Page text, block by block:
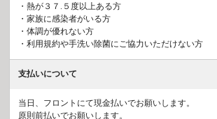
・熱が３７.５度以上ある方
・家族に感染者がいる方
・体調が優れない方
・利用規約や手洗い除菌にご協力いただけない方
支払いについて
当日、フロントにて現金払いでお願いします。
原則前払いでお願いします。